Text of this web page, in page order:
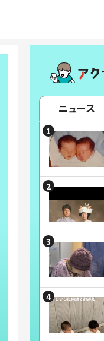
ニュース